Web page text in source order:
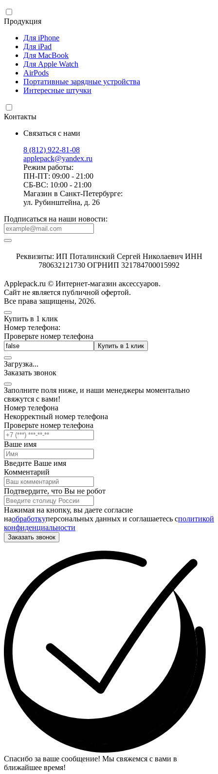
Продукция
Для iPhone
Для iPad
Для MacBook
Для Apple Watch
AirPods
Портативные зарядные устройства
Интересные штучки
Контакты
Связаться с нами
8 (812) 922-81-08
applepack@yandex.ru
Режим работы:
ПН-ПТ: 09:00 - 21:00
СБ-ВС: 10:00 - 21:00
Магазин в Санкт-Петербурге:
ул. Рубинштейна, д. 26
Подписаться на наши новости:
Реквизиты: ИП Поталинский Сергей Николаевич ИНН
780632121730 ОГРНИП 321784700015992
Applepack.ru © Интернет-магазин аксессуаров.
Cайт не является публичной офертой.
Все права защищены, 2026.
Купить в 1 клик
Номер телефона:
Проверьте номер телефона
Купить в 1 клик
Загрузка...
Заказать звонок
Заполните поля ниже, и наши менеджеры моментально
свяжутся с вами!
Номер телефона
Некорректный номер телефона
Проверьте номер телефона
Ваше имя
Введите Ваше имя
Комментарий
Подтвердите, что Вы не робот
Нажимая на кнопку, вы даете согласие
наобработкуперсональных данных и соглашаетесь cполитикой
конфиденциальности
Заказать звонок
Спасибо за ваше сообщение! Мы свяжемся с вами в
ближайшее время!